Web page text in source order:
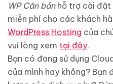
WP Căn bảnhỗ trợ cài đặt
miễn phí cho các khách
WordPress Hosting của
vui lòng xem tại đây.
Bạn có đang sử dụng
của mình hay không?